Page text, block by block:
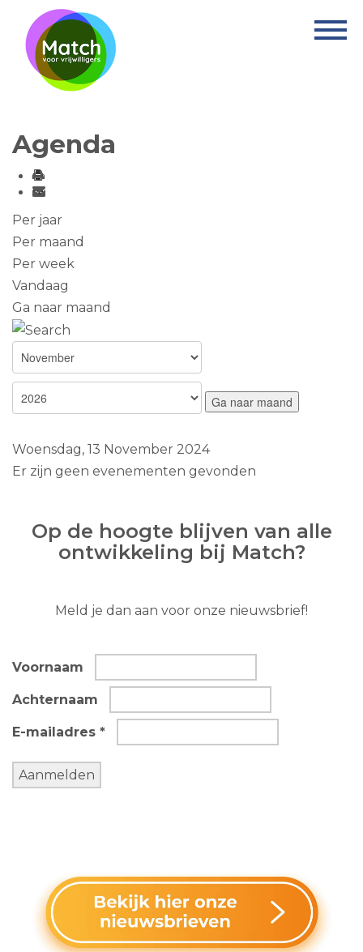
Home
Activiteiten
Informatie
Agenda
Per jaar
Per maand
Per week
Vandaag
Ga naar maand
Ga naar maand
Woensdag, 13 November 2024
Er zijn geen evenementen gevonden
Op de hoogte blijven van alle
ontwikkeling bij Match?
Meld je dan aan voor onze nieuwsbrief!
Voornaam
Achternaam
E-mailadres *